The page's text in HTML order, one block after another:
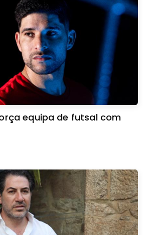
equipa de futsal com